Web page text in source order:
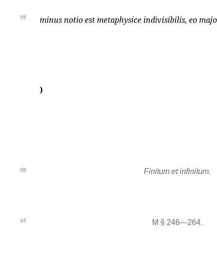
05 minus notio est metaphysice indivisibilis, eo
)
06 Finitum et infinitum.
07 M § 246—264.